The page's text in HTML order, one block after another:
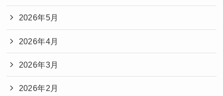
2026年5月
2026年4月
2026年3月
2026年2月